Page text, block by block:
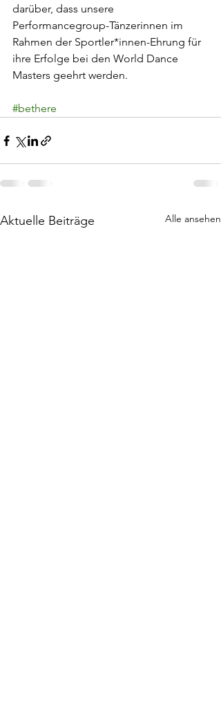
darüber, dass unsere
Performancegroup-Tänzerinnen im
Rahmen der Sportler*innen-Ehrung für
ihre Erfolge bei den World Dance
Masters geehrt werden.
#bethere
Aktuelle Beiträge Alle ansehen